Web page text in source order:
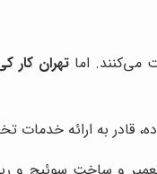
می‌کنند. اماتهران کار
قادر به ارائه